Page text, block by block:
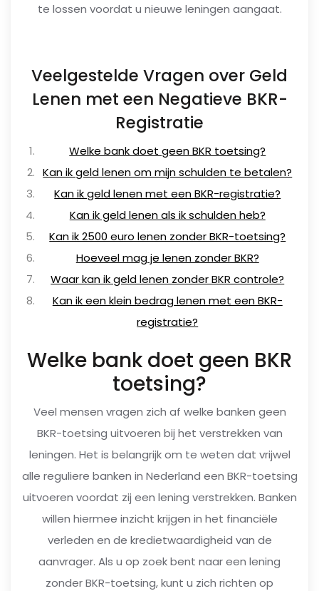
te lossen voordat u nieuwe leningen aangaat.
Veelgestelde Vragen over Geld
Lenen met een Negatieve BKR-
Registratie
Welke bank doet geen BKR toetsing?
Kan ik geld lenen om mijn schulden te betalen?
Kan ik geld lenen met een BKR-registratie?
Kan ik geld lenen als ik schulden heb?
Kan ik 2500 euro lenen zonder BKR-toetsing?
Hoeveel mag je lenen zonder BKR?
Waar kan ik geld lenen zonder BKR controle?
Kan ik een klein bedrag lenen met een BKR-
registratie?
Welke bank doet geen BKR
toetsing?
Veel mensen vragen zich af welke banken geen
BKR-toetsing uitvoeren bij het verstrekken van
leningen. Het is belangrijk om te weten dat vrijwel
alle reguliere banken in Nederland een BKR-toetsing
uitvoeren voordat zij een lening verstrekken. Banken
willen hiermee inzicht krijgen in het financiële
verleden en de kredietwaardigheid van de
aanvrager. Als u op zoek bent naar een lening
zonder BKR-toetsing, kunt u zich richten op